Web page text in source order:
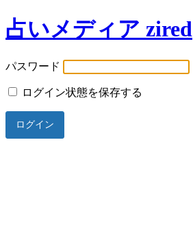
占いメディア zired
パスワード
ログイン状態を保存する